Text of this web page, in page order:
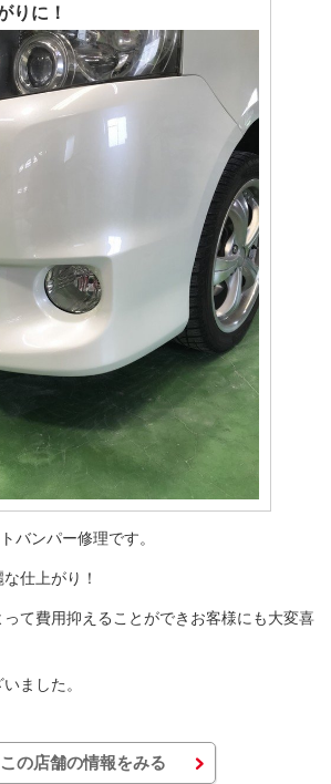
りに！
バンパー修理です。
仕上がり！
て費用抑えることができお客様にも大変喜
ました。
この店舗の情報をみる